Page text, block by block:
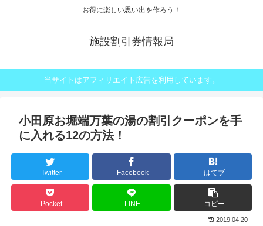
お得に楽しい思い出を作ろう！
施設割引券情報局
当サイトはアフィリエイト広告を利用しています。
小田原お堀端万葉の湯の割引クーポンを手
に入れる12の方法！
Twitter Facebook はてブ
Pocket LINE コピー
2019.04.20